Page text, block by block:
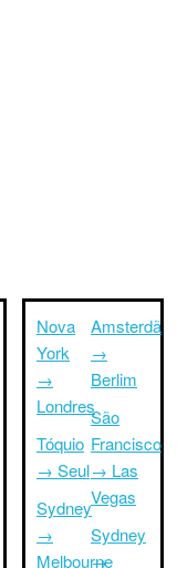
Nova
York
→
Londres
Tóquio
→ Seul
Sydney
→
Melbourne
Amsterdã
→
Berlim
São
Francisco
→ Las
Vegas
Sydney
→